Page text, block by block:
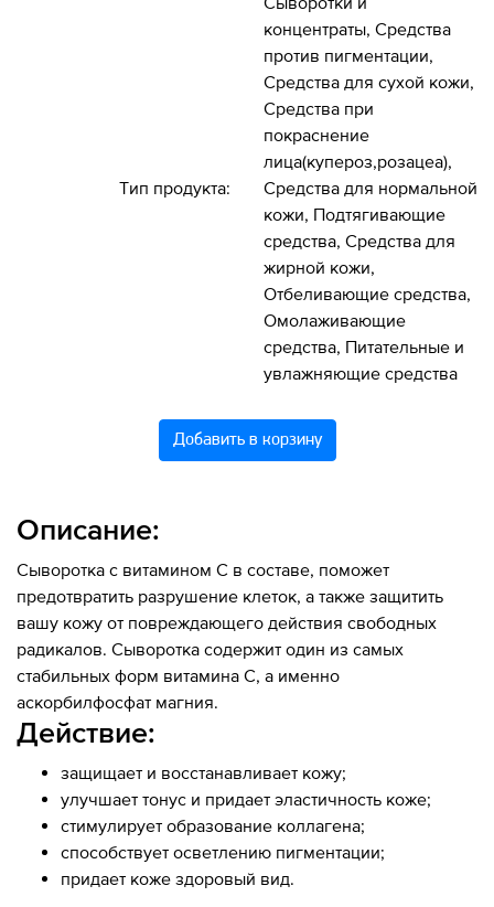
Тип продукта:
концентраты, Средства
против пигментации,
Средства для сухой кожи,
Средства при
покраснение
лица(купероз,розацеа),
Средства для нормальной
кожи, Подтягивающие
средства, Средства для
жирной кожи,
Отбеливающие средства,
Омолаживающие
средства, Питательные и
увлажняющие средства
Добавить в корзину
Описание:
Сыворотка с витамином С в составе, поможет
предотвратить разрушение клеток, а также защитить
вашу кожу от повреждающего действия свободных
радикалов. Сыворотка содержит один из самых
стабильных форм витамина С, а именно
аскорбилфосфат магния.
Действие:
защищает и восстанавливает кожу;
улучшает тонус и придает эластичность коже;
стимулирует образование коллагена;
способствует осветлению пигментации;
придает коже здоровый вид.